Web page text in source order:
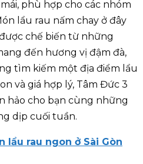
phù hợp cho các nhóm
lẩu rau nấm chay ở đây
chế biến từ những
đến hương vị đậm đà,
tìm kiếm một địa điểm lẩu
và giá hợp lý, Tâm Đức 3
hảo cho bạn cùng những
dịp cuối tuần.
lẩu rau ngon ở Sài Gòn